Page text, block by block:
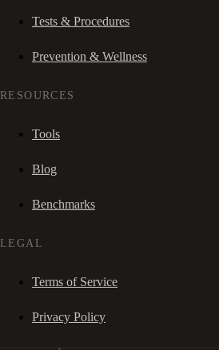
Tests & Procedures
Prevention & Wellness
RESOURCES
Tools
Blog
Benchmarks
LEGAL
Terms of Service
Privacy Policy